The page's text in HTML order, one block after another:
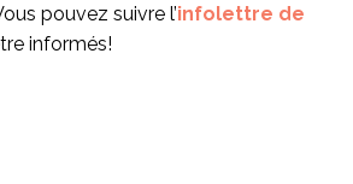
pouvez suivre l’infolettre de
informés!